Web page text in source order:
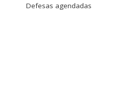
Defesas agendadas